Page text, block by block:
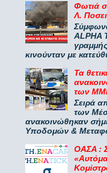
Φωτιά
Λ.
ALPHA
κινούνταν με
Τα
των
Σειρά
των
ανακοινώθηκαν
Υποδομών &
ΟΑΣΑ :